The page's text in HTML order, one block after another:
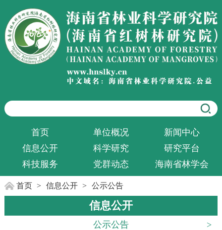
首页 单位概况
新闻中心
信息公开
科学研究
研究平台
科技服务
党群动态 海南省林学会
信息公开
公示公告
>
首页 > 信息公开 > 公示公告